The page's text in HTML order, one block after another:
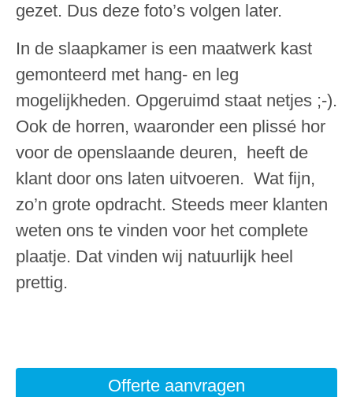
gezet. Dus deze foto’s volgen later.
In de slaapkamer is een maatwerk kast
gemonteerd met hang- en leg
mogelijkheden. Opgeruimd staat netjes ;-).
Ook de horren, waaronder een plissé hor
voor de openslaande deuren, heeft de
klant door ons laten uitvoeren. Wat fijn,
zo’n grote opdracht. Steeds meer klanten
weten ons te vinden voor het complete
plaatje. Dat vinden wij natuurlijk heel
prettig.
Offerte aanvragen